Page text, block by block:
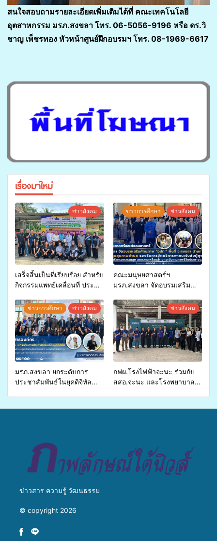
สนใจสอบถามรายละเอียดเพิ่มเติมได้ที่ คณะเทคโนโลยี
อุตสาหกรรม มรภ.สงขลา โทร. 06-5056-9196 หรือ ดร.วิ
ชาญ เพ็ชรทอง หัวหน้าศูนย์ฝึกอบรมฯ โทร. 08-1969-6617
เรื่องมาใหม่
ข่าวสังคม
เสร็จสิ้นเป็นที่เรียบร้อย สำหรับ
กิจกรรมแพทย์เคลื่อนที่ ประจำ
สุขภาพแก่ประชาชนในพื้นที่
อำเภอจะนะ
ข่าวการศึกษา ข่าวสังคม
คณะมนุษยศาสตร์ฯ
มรภ.สงขลา จัดอบรมเสริม
จ่ายงบกองทุนสุขภาพตำบล
รองรับการจัดบริการพาหนะรับ
ส่งผู้ทุพพลภาพเพื่อเข้ารับ
บริการสาธารณสุข ลดความ
เหลื่อมล้ำ ยกระดับคุณภาพ
ชีวิตประชาชนอย่างยั่งยืน
ข่าวการศึกษา ข่าวสังคม
มรภ.สงขลา ยกระดับการ
ประชาสัมพันธ์ในยุคดิจิทัล
ข่าวสังคม
กฟผ.โรงไฟฟ้าจะนะ ร่วมกับ
สสอ.จะนะ และโรงพยาบาล
ข่าวสาร ความรู้ วัฒนธรรม
© copyright 2026